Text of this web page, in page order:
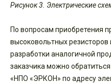
Рисунок 3. Электрические
По вопросам приобретения
высоковольтных резисторов
разработки аналогичной
заказчика можно
«НПО «ЭРКОН» по адресу